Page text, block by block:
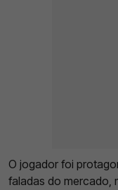
O jogador foi
faladas do mercado,